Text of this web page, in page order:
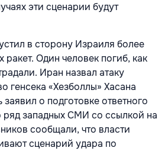
эти сценарии будут
в сторону Израиля более
ракет. Один человек погиб, как
Иран назвал атаку
генсека «Хезболлы» Хасана
о подготовке ответного
ряд западных СМИ со ссылкой на
сообщали, что власти
сценарий удара по